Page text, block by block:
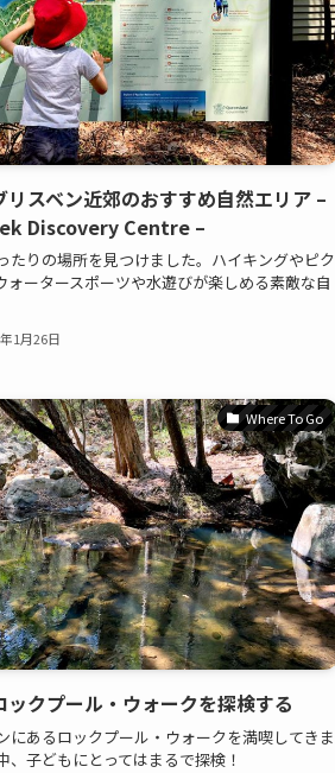
リスベン近郊のおすすめ自然エリア –
Discovery Centre –
たりの場所を見つけました。ハイキングやピク
ォータースポーツや水遊びが楽しめる素敵な自
1月26日
Where To Go
ックプール・ウォークを探検する
にあるロックプール・ウォークを満喫してきま
、子どもにとってはまるで探検！